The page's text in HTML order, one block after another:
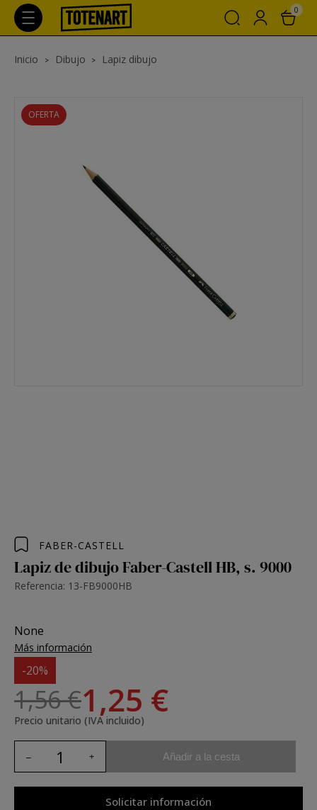
0
Inicio Dibujo Lapiz dibujo
OFERTA
FABER-CASTELL
Lapiz de dibujo Faber-Castell HB, s. 9000
Referencia: 13-FB9000HB
None
Más información
-20%
1,56 €1,25 €
Precio unitario (IVA incluido)
Añadir a la cesta
Solicitar información